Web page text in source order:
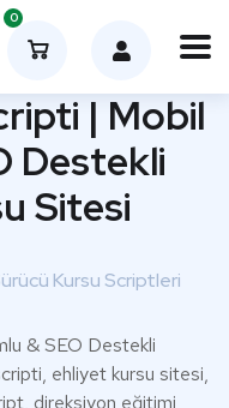
0
| Mobil
Destekli
Sitesi
Kursu Scriptleri